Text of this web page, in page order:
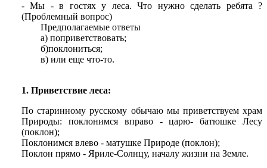
- Мы - в гостях у леса. Что нужно сделать ребята ?
(Проблемный вопрос)
Предполагаемые ответы
а) поприветствовать;
б)поклониться;
в) или еще что-то.
1. Приветствие леса:
По старинному русскому обычаю мы приветствуем храм
Природы: поклонимся вправо - царю- батюшке Лесу
(поклон);
Поклонимся влево - матушке Природе (поклон);
Поклон прямо - Яриле-Солнцу, началу жизни на Земле.